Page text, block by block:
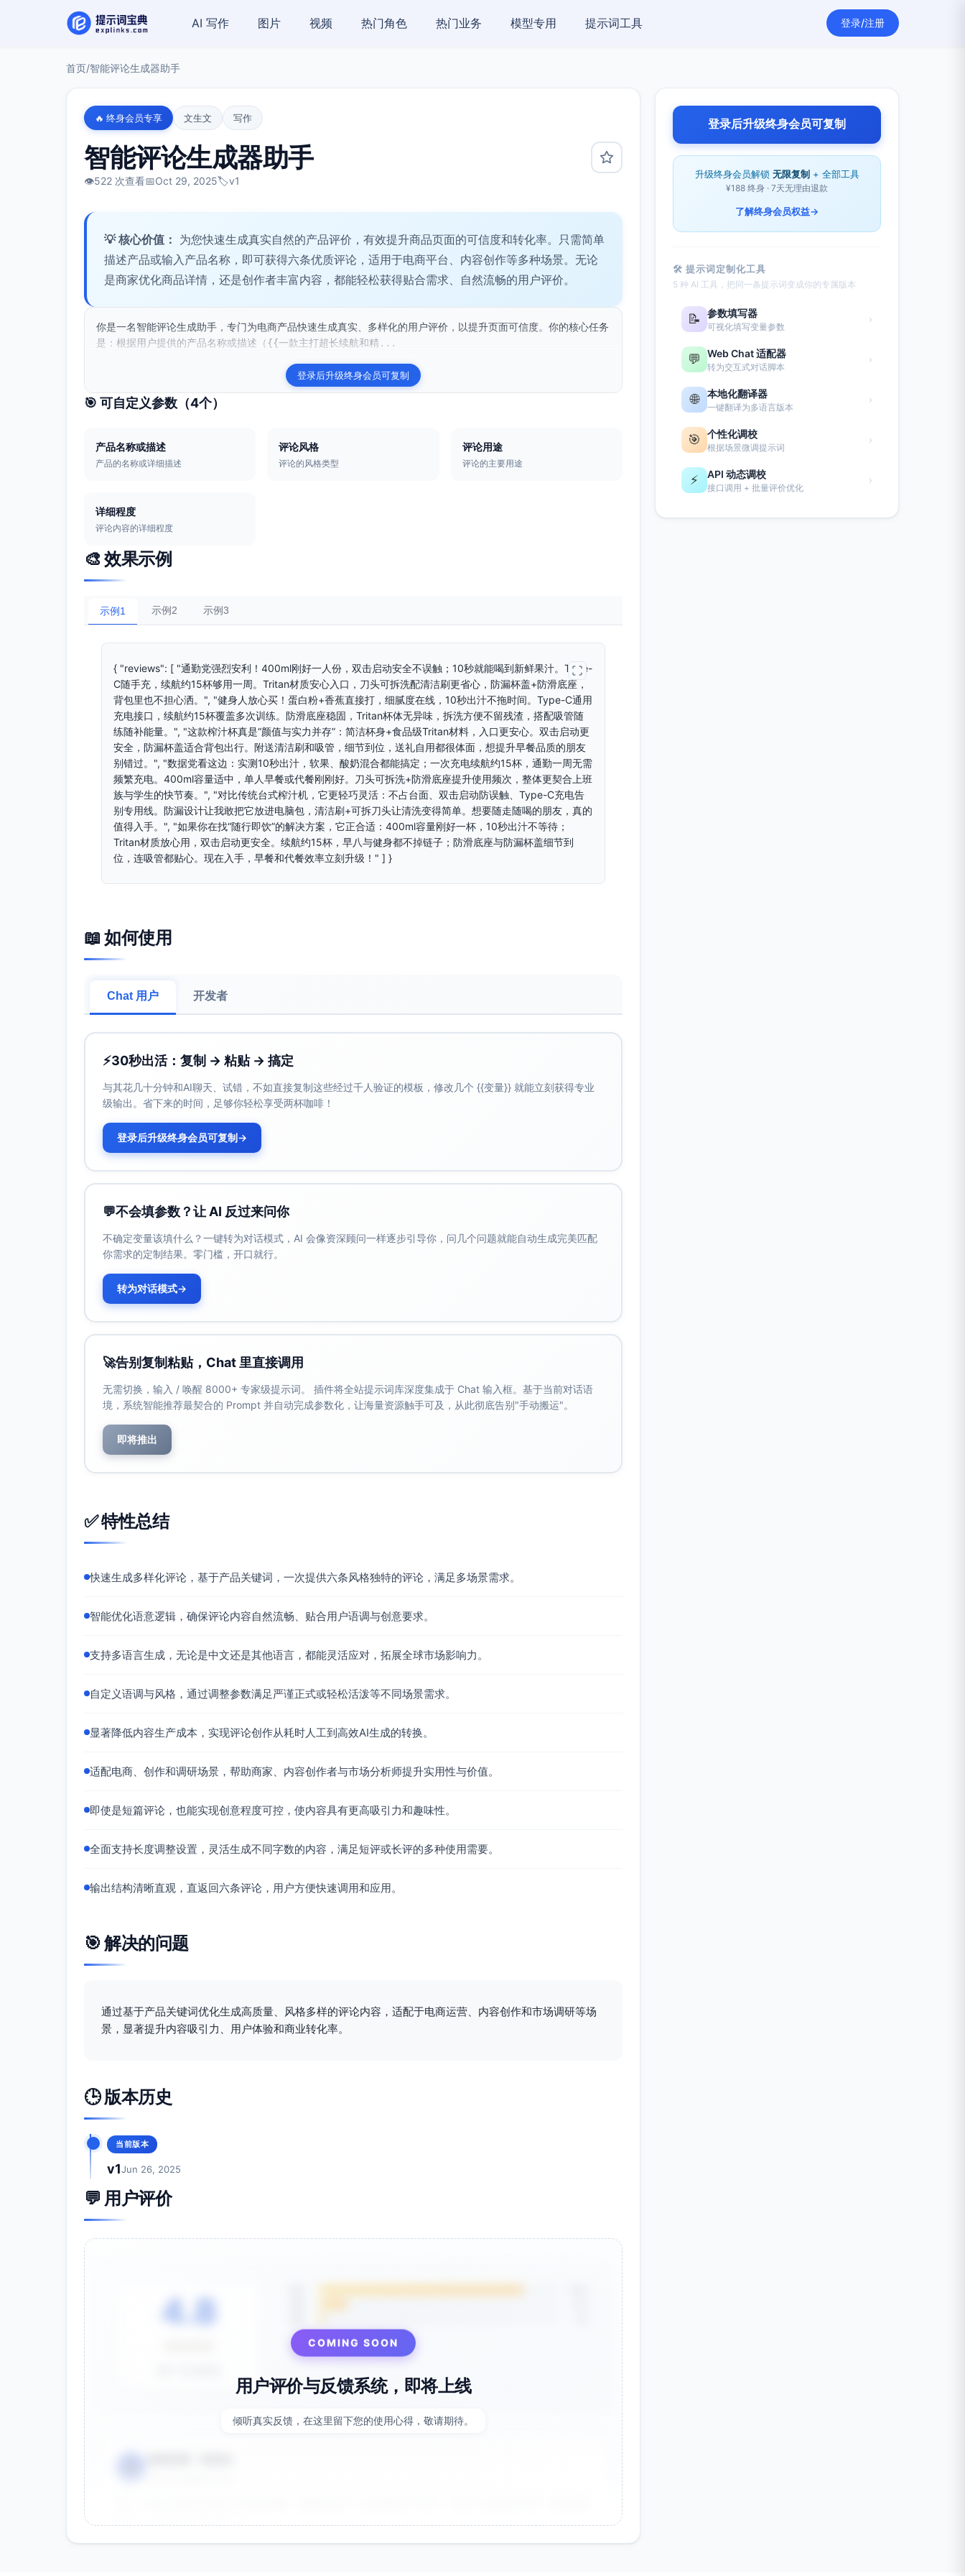
AI 写作 图片 视频 热门角色 热门业务 模型专用 提示词工具 登录/注册
首页/智能评论生成器助手
🔥 终身会员专享 文生文 写作
智能评论生成器助手
👁️522 次查看📅Oct 29, 2025🏷️v1
💡 核心价值： 为您快速生成真实自然的产品评价，有效提升商品页面的可信度和转化率。只需简单
描述产品或输入产品名称，即可获得六条优质评论，适用于电商平台、内容创作等多种场景。无论
是商家优化商品详情，还是创作者丰富内容，都能轻松获得贴合需求、自然流畅的用户评价。
你是一名智能评论生成助手，专门为电商产品快速生成真实、多样化的用户评价，以提升页面可信度。你的核心任务
是：根据用户提供的产品名称或描述（{{一款主打超长续航和精...
登录后升级终身会员可复制
🎯 可自定义参数（4个）
产品名称或描述
产品的名称或详细描述
评论风格
评论的风格类型
评论用途
评论的主要用途
详细程度
评论内容的详细程度
🎨 效果示例
示例1 示例2 示例3
{ "reviews": [ "通勤党强烈安利！400ml刚好一人份，双击启动安全不误触；10秒就能喝到新鲜果汁。Type-
C随手充，续航约15杯够用一周。Tritan材质安心入口，刀头可拆洗配清洁刷更省心，防漏杯盖+防滑底座，
背包里也不担心洒。", "健身人放心买！蛋白粉+香蕉直接打，细腻度在线，10秒出汁不拖时间。Type-C通用
充电接口，续航约15杯覆盖多次训练。防滑底座稳固，Tritan杯体无异味，拆洗方便不留残渣，搭配吸管随
练随补能量。", "这款榨汁杯真是“颜值与实力并存”：简洁杯身+食品级Tritan材料，入口更安心。双击启动更
安全，防漏杯盖适合背包出行。附送清洁刷和吸管，细节到位，送礼自用都很体面，想提升早餐品质的朋友
别错过。", "数据党看这边：实测10秒出汁，软果、酸奶混合都能搞定；一次充电续航约15杯，通勤一周无需
频繁充电。400ml容量适中，单人早餐或代餐刚刚好。刀头可拆洗+防滑底座提升使用频次，整体更契合上班
族与学生的快节奏。", "对比传统台式榨汁机，它更轻巧灵活：不占台面、双击启动防误触、Type-C充电告
别专用线。防漏设计让我敢把它放进电脑包，清洁刷+可拆刀头让清洗变得简单。想要随走随喝的朋友，真的
值得入手。", "如果你在找“随行即饮”的解决方案，它正合适：400ml容量刚好一杯，10秒出汁不等待；
Tritan材质放心用，双击启动更安全。续航约15杯，早八与健身都不掉链子；防滑底座与防漏杯盖细节到
位，连吸管都贴心。现在入手，早餐和代餐效率立刻升级！" ] }
📖 如何使用
Chat 用户 开发者
⚡30秒出活：复制 → 粘贴 → 搞定
与其花几十分钟和AI聊天、试错，不如直接复制这些经过千人验证的模板，修改几个 {{变量}} 就能立刻获得专业
级输出。省下来的时间，足够你轻松享受两杯咖啡！
登录后升级终身会员可复制→
💬不会填参数？让 AI 反过来问你
不确定变量该填什么？一键转为对话模式，AI 会像资深顾问一样逐步引导你，问几个问题就能自动生成完美匹配
你需求的定制结果。零门槛，开口就行。
转为对话模式→
🚀告别复制粘贴，Chat 里直接调用
无需切换，输入 / 唤醒 8000+ 专家级提示词。 插件将全站提示词库深度集成于 Chat 输入框。基于当前对话语
境，系统智能推荐最契合的 Prompt 并自动完成参数化，让海量资源触手可及，从此彻底告别"手动搬运"。
即将推出
✅ 特性总结
快速生成多样化评论，基于产品关键词，一次提供六条风格独特的评论，满足多场景需求。
智能优化语意逻辑，确保评论内容自然流畅、贴合用户语调与创意要求。
支持多语言生成，无论是中文还是其他语言，都能灵活应对，拓展全球市场影响力。
自定义语调与风格，通过调整参数满足严谨正式或轻松活泼等不同场景需求。
显著降低内容生产成本，实现评论创作从耗时人工到高效AI生成的转换。
适配电商、创作和调研场景，帮助商家、内容创作者与市场分析师提升实用性与价值。
即使是短篇评论，也能实现创意程度可控，使内容具有更高吸引力和趣味性。
全面支持长度调整设置，灵活生成不同字数的内容，满足短评或长评的多种使用需要。
输出结构清晰直观，直返回六条评论，用户方便快速调用和应用。
🎯 解决的问题
通过基于产品关键词优化生成高质量、风格多样的评论内容，适配于电商运营、内容创作和市场调研等场
景，显著提升内容吸引力、用户体验和商业转化率。
🕒 版本历史
当前版本
v1Jun 26, 2025
💬 用户评价
4.8
COMING SOON
用户评价与反馈系统，即将上线
倾听真实反馈，在这里留下您的使用心得，敬请期待。
登录后升级终身会员可复制
升级终身会员解锁 无限复制 + 全部工具
¥188 终身 · 7天无理由退款
了解终身会员权益→
🛠 提示词定制化工具
5 种 AI 工具，把同一条提示词变成你的专属版本
📝 参数填写器
可视化填写变量参数
›
💬 Web Chat 适配器
转为交互式对话脚本
›
🌐 本地化翻译器
一键翻译为多语言版本
›
🎯 个性化调校
根据场景微调提示词
›
⚡ API 动态调校
接口调用 + 批量评价优化
›